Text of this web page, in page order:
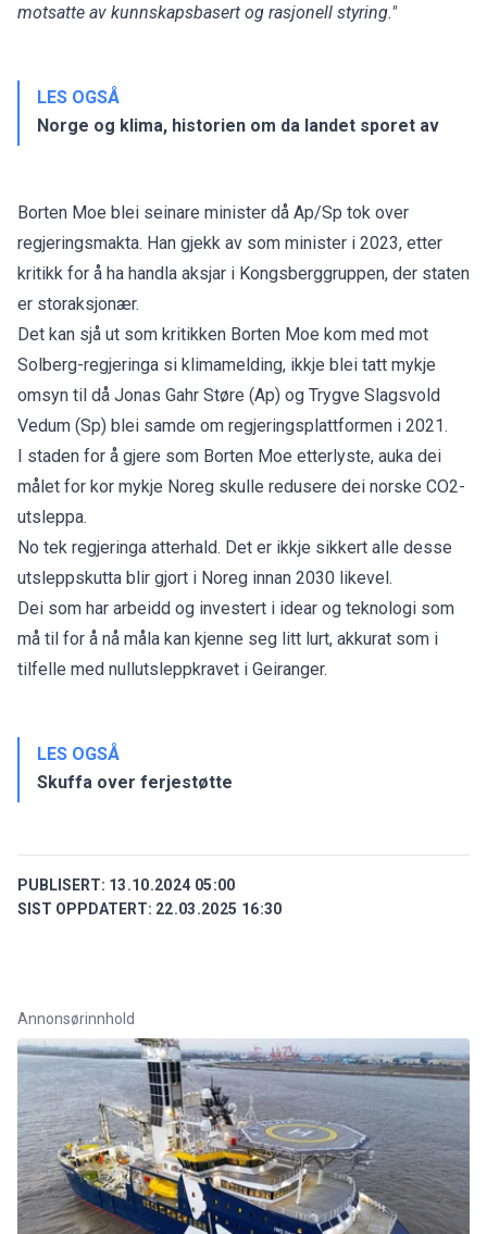
motsatte av kunnskapsbasert og rasjonell styring."
LES OGSÅ
Norge og klima, historien om da landet sporet av
Borten Moe blei seinare minister då Ap/Sp tok over
regjeringsmakta. Han gjekk av som minister i 2023, etter
kritikk for å ha handla aksjar i Kongsberggruppen, der staten
er storaksjonær.
Det kan sjå ut som kritikken Borten Moe kom med mot
Solberg-regjeringa si klimamelding, ikkje blei tatt mykje
omsyn til då Jonas Gahr Støre (Ap) og Trygve Slagsvold
Vedum (Sp) blei samde om regjeringsplattformen i 2021.
I staden for å gjere som Borten Moe etterlyste, auka dei
målet for kor mykje Noreg skulle redusere dei norske CO2-
utsleppa.
No tek regjeringa atterhald. Det er ikkje sikkert alle desse
utsleppskutta blir gjort i Noreg innan 2030 likevel.
Dei som har arbeidd og investert i idear og teknologi som
må til for å nå måla kan kjenne seg litt lurt, akkurat som i
tilfelle med nullutsleppkravet i Geiranger.
LES OGSÅ
Skuffa over ferjestøtte
PUBLISERT: 13.10.2024 05:00
SIST OPPDATERT: 22.03.2025 16:30
Annonsørinnhold